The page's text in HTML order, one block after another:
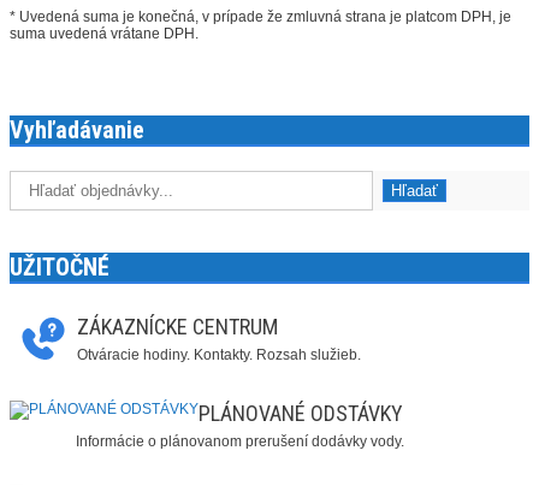
* Uvedená suma je konečná, v prípade že zmluvná strana je platcom DPH, je
suma uvedená vrátane DPH.
Vyhľadávanie
UŽITOČNÉ
ZÁKAZNÍCKE CENTRUM
Otváracie hodiny. Kontakty. Rozsah služieb.
PLÁNOVANÉ ODSTÁVKY
Informácie o plánovanom prerušení dodávky vody.